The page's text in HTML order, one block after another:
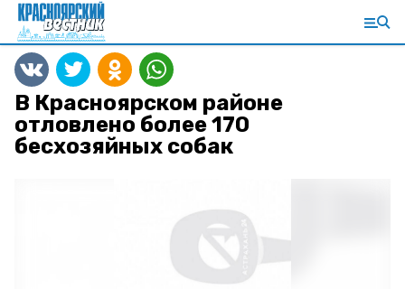
В Красноярском районе
отловлено более 170
бесхозяйных собак